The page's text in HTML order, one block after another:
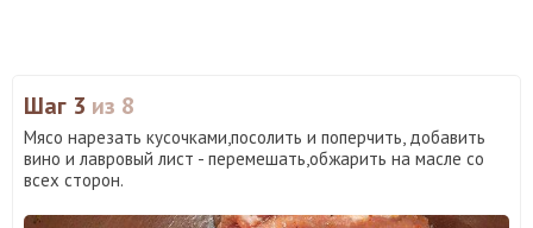
Шаг 3 из 8
Мясо нарезать кусочками,посолить и поперчить, добавить
вино и лавровый лист - перемешать,обжарить на масле со
всех сторон.